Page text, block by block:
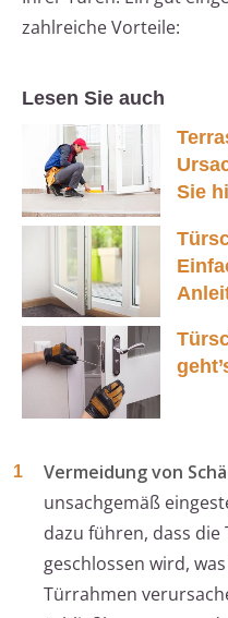
zahlreiche Vorteile:
Lesen Sie auch
Sie
Vermeidung von
unsachgemäß
dazu führen, dass
geschlossen wird,
Türrahmen